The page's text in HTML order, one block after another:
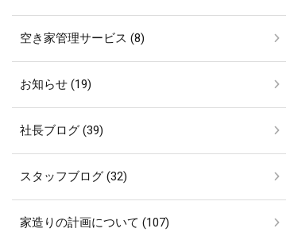
空き家管理サービス (8)
お知らせ (19)
社長ブログ (39)
スタッフブログ (32)
家造りの計画について (107)